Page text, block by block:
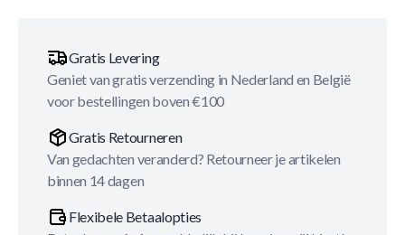
Gratis Levering
Geniet van gratis verzending in Nederland en België
voor bestellingen boven €100
Gratis Retourneren
Van gedachten veranderd? Retourneer je artikelen
binnen 14 dagen
Flexibele Betaalopties